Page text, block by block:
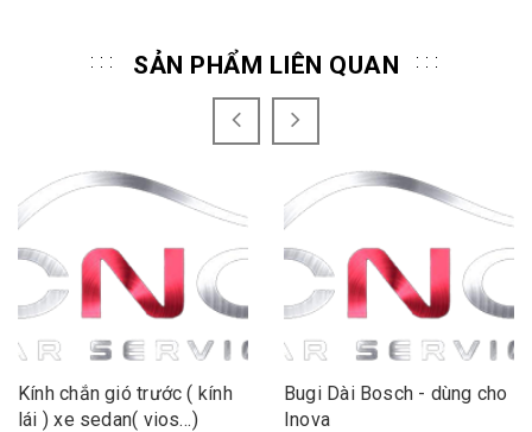
SẢN PHẨM LIÊN QUAN
Kính chắn gió trước ( kính
lái ) xe sedan( vios…)
Bugi Dài Bosch - dùng cho
Inova